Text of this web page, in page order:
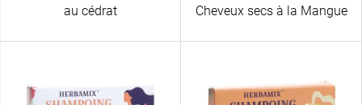
au cédrat
Cheveux secs à la Mangue